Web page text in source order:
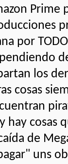
Prime
por
los
cosas
hay cosas
de
uns